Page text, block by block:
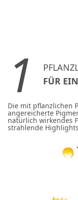
1
FÜR
Die mit pflanzlichen
angereicherte
natürlich wirkendes
strahlende